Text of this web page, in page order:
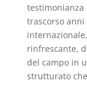
testimonianza
trascorso
rinfrescante,
del campo in
strutturato